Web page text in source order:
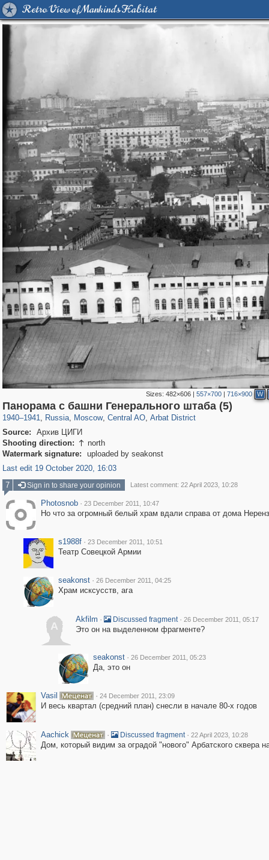
Retro View of Mankind's Habitat
Sizes: 482×606| 557×700| 716×900 W
Панорама с башни Генерального штаба (5)
1940–1941, Russia
1,407,206 29,248
, Moscow
319,878 8,286
, Central AO
160,021 5,916
, Arbat District
13,485 356
Source:
Архив ЦИГИ
Shooting direction:  north
Watermark signature:
uploaded by seakonst
Last edit 19 October 2020, 16:03
7
Sign in to share your opinion Latest comment: 22 April 2023, 10:28
Photosnob · 23 December 2011, 10:47
Но что за огромный белый храм вдали справа от дома
s1988f · 23 December 2011, 10:51
Театр Совецкой Армии
seakonst · 26 December 2011, 04:25
Храм исксусств, ага
A
Akfilm · Discussed fragment · 26 December 2011, 05:17
Это он на выделенном фрагменте?
seakonst · 26 December 2011, 05:23
Да, это он
Vasil · 24 December 2011, 23:09
И весь квартал (средний план) снесли в начале 80-х годов
Aachick · Discussed fragment · 22 April 2023, 10:28
Дом, который видим за оградой "нового" Арбатского сквера